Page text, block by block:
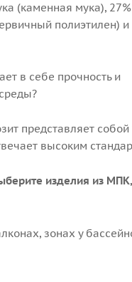
(каменная мука), 27%
полиэтилен) и
в себе прочность и
представляет собой
высоким
изделия из
зонах у